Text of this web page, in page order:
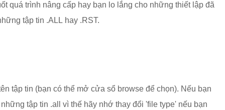
quá trình nâng cấp hay bạn lo lắng cho những thiết lập đã
tập tin .ALL hay .RST.
tập tin (bạn có thể mở cửa sổ browse để chọn). Nếu bạn
tập tin .all vì thế hãy nhớ thay đổi 'file type' nếu bạn